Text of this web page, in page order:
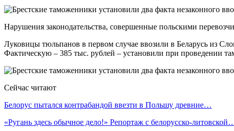
Нарушения законодательства, совершенные польскими
Луковицы тюльпанов в первом случае ввозили в Беларусь из
Фактическую – 385 тыс. рублей – установили при проведении
Сейчас читают
Белорус пытался контрабандой ввезти в Польшу древние…
«Ругань здесь обычное дело!» Репортаж с белорусско-